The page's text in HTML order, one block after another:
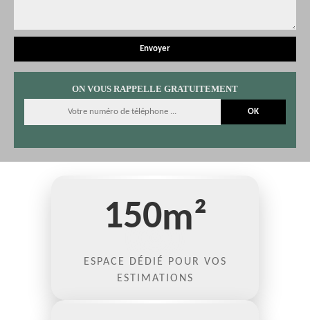
ON VOUS RAPPELLE GRATUITEMENT
150m²
ESPACE DÉDIÉ POUR VOS
ESTIMATIONS